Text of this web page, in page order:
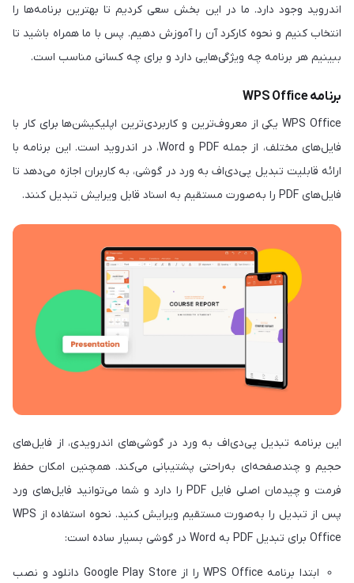
اندروید وجود دارد. ما در این بخش سعی کردیم تا بهترین برنامه‌ها را
انتخاب کنیم و نحوه کارکرد آن را آموزش دهیم. پس با ما همراه باشید تا
ببینیم هر برنامه چه ویژگی‌هایی دارد و برای چه کسانی مناسب است.
برنامه WPS Office
WPS Office یکی از معروف‌ترین و کاربردی‌ترین اپلیکیشن‌ها برای کار با
فایل‌های مختلف، از جمله PDF و Word، در اندروید است. این برنامه با
ارائه قابلیت تبدیل پی‌دی‌اف به ورد در گوشی، به کاربران اجازه می‌دهد تا
فایل‌های PDF را به‌صورت مستقیم به اسناد قابل ویرایش تبدیل کنند.
این برنامه تبدیل پی‌دی‌اف به ورد در گوشی‌های اندرویدی، از فایل‌های
حجیم و چندصفحه‌ای به‌راحتی پشتیبانی می‌کند. همچنین امکان حفظ
فرمت و چیدمان اصلی فایل PDF را دارد و شما می‌توانید فایل‌های ورد
پس از تبدیل را به‌صورت مستقیم ویرایش کنید. نحوه استفاده از WPS
Office برای تبدیل PDF به Word در گوشی بسیار ساده است:
ابتدا برنامه WPS Office را از Google Play Store دانلود و نصب